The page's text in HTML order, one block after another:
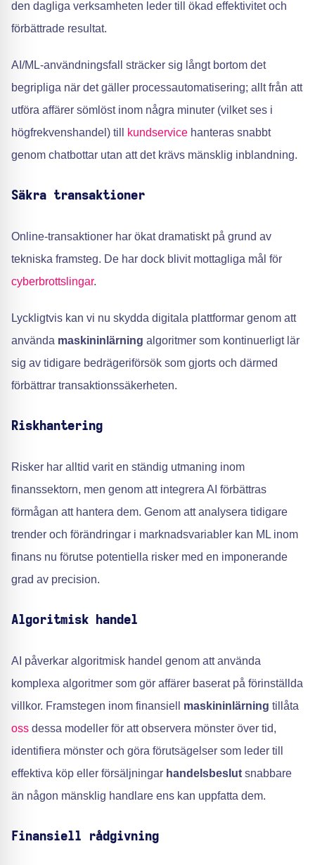
den dagliga verksamheten leder till ökad effektivitet och
förbättrade resultat.
AI/ML-användningsfall sträcker sig långt bortom det
begripliga när det gäller processautomatisering; allt från att
utföra affärer sömlöst inom några minuter (vilket ses i
högfrekvenshandel) till
kundservice hanteras snabbt
genom chatbottar utan att det krävs mänsklig inblandning.
Säkra transaktioner
Online-transaktioner har ökat dramatiskt på grund av
tekniska framsteg. De har dock blivit mottagliga mål för
cyberbrottslingar.
Lyckligtvis kan vi nu skydda digitala plattformar genom att
använda maskininlärning algoritmer som kontinuerligt lär
sig av tidigare bedrägeriförsök som gjorts och därmed
förbättrar transaktionssäkerheten.
Riskhantering
Risker har alltid varit en ständig utmaning inom
finanssektorn, men genom att integrera AI förbättras
förmågan att hantera dem. Genom att analysera tidigare
trender och förändringar i marknadsvariabler kan ML inom
finans nu förutse potentiella risker med en imponerande
grad av precision.
Algoritmisk handel
AI påverkar algoritmisk handel genom att använda
komplexa algoritmer som gör affärer baserat på förinställda
villkor. Framstegen inom finansiell maskininlärning tillåta
oss dessa modeller för att observera mönster över tid,
identifiera mönster och göra förutsägelser som leder till
effektiva köp eller försäljningar handelsbeslut snabbare
än någon mänsklig handlare ens kan uppfatta dem.
Finansiell rådgivning